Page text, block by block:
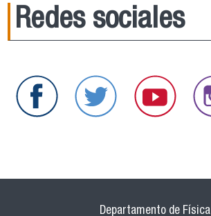
Redes sociales
Departamento de Física